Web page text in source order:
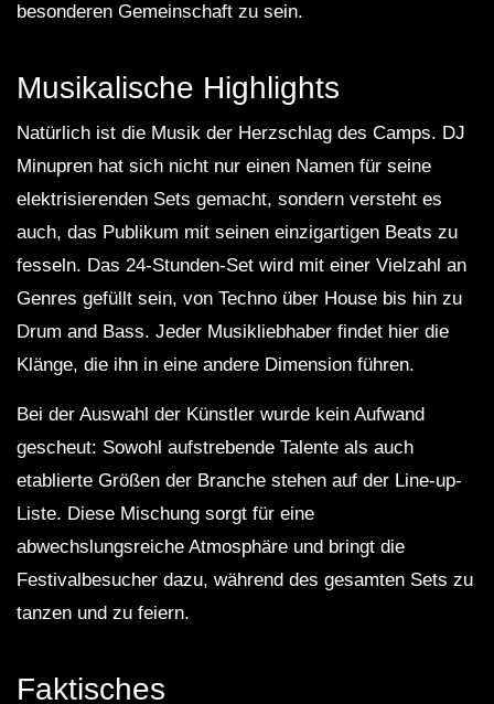
besonderen Gemeinschaft zu sein.
Musikalische Highlights
Natürlich ist die Musik der Herzschlag des Camps. DJ
Minupren hat sich nicht nur einen Namen für seine
elektrisierenden Sets gemacht, sondern versteht es
auch, das Publikum mit seinen einzigartigen Beats zu
fesseln. Das 24-Stunden-Set wird mit einer Vielzahl an
Genres gefüllt sein, von Techno über House bis hin zu
Drum and Bass. Jeder Musikliebhaber findet hier die
Klänge, die ihn in eine andere Dimension führen.
Bei der Auswahl der Künstler wurde kein Aufwand
gescheut: Sowohl aufstrebende Talente als auch
etablierte Größen der Branche stehen auf der Line-up-
Liste. Diese Mischung sorgt für eine
abwechslungsreiche Atmosphäre und bringt die
Festivalbesucher dazu, während des gesamten Sets zu
tanzen und zu feiern.
Faktisches